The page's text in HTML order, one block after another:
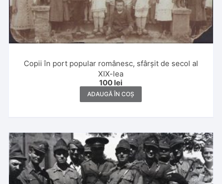
Copii în port popular românesc, sfârșit de secol al
XIX-lea
100 lei
ADAUGĂ ÎN COȘ